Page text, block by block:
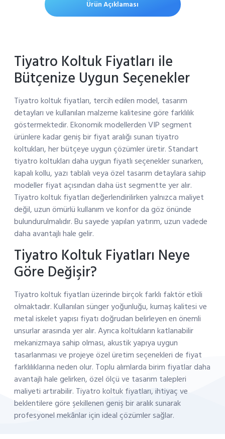
Ürün Açıklaması
Tiyatro Koltuk Fiyatları ile
Bütçenize Uygun Seçenekler
Tiyatro koltuk fiyatları, tercih edilen model, tasarım
detayları ve kullanılan malzeme kalitesine göre farklılık
göstermektedir. Ekonomik modellerden VIP segment
ürünlere kadar geniş bir fiyat aralığı sunan tiyatro
koltukları, her bütçeye uygun çözümler üretir. Standart
tiyatro koltukları daha uygun fiyatlı seçenekler sunarken,
kapalı kollu, yazı tablalı veya özel tasarım detaylara sahip
modeller fiyat açısından daha üst segmentte yer alır.
Tiyatro koltuk fiyatları değerlendirilirken yalnızca maliyet
değil, uzun ömürlü kullanım ve konfor da göz önünde
bulundurulmalıdır. Bu sayede yapılan yatırım, uzun vadede
daha avantajlı hale gelir.
Tiyatro Koltuk Fiyatları Neye
Göre Değişir?
Tiyatro koltuk fiyatları üzerinde birçok farklı faktör etkili
olmaktadır. Kullanılan sünger yoğunluğu, kumaş kalitesi ve
metal iskelet yapısı fiyatı doğrudan belirleyen en önemli
unsurlar arasında yer alır. Ayrıca koltukların katlanabilir
mekanizmaya sahip olması, akustik yapıya uygun
tasarlanması ve projeye özel üretim seçenekleri de fiyat
farklılıklarına neden olur. Toplu alımlarda birim fiyatlar daha
avantajlı hale gelirken, özel ölçü ve tasarım talepleri
maliyeti artırabilir. Tiyatro koltuk fiyatları, ihtiyaç ve
beklentilere göre şekillenen geniş bir aralık sunarak
profesyonel mekânlar için ideal çözümler sağlar.